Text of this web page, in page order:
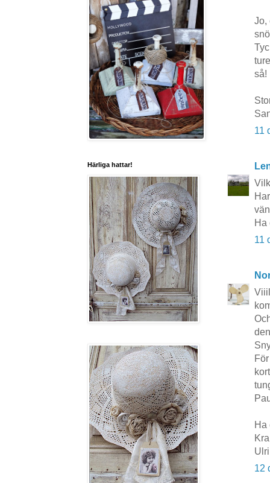
Jo,
så!
11
Ha
11
Ha
12
Härliga hattar!